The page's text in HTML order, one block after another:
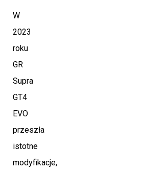
W
2023
roku
GR
Supra
GT4
EVO
przeszła
istotne
modyfikacje,